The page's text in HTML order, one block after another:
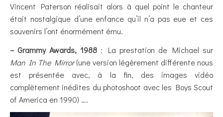
Vincent Paterson réalisait alors à quel point le chanteur
était nostalgique d’une enfance qu’il n’a pas eue et ces
souvenirs l’ont énormément ému.
– Grammy Awards, 1988 : La prestation de Michael sur
Man In The Mirror(une version légèrement différente nous
est présentée avec, à la fin, des images vidéo
complètement inédites du photoshoot avec les Boys Scout
of America en 1990) ….